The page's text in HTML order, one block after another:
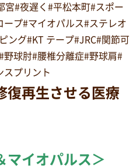
宮#夜遅く#平松本町#スポー
プ#マイオパルス#ステレオ
ング#KT テープ#JRC#関節可
球肘#腰椎分離症#野球肩#
スプリント
復再生させる医療
マイオパルス＞